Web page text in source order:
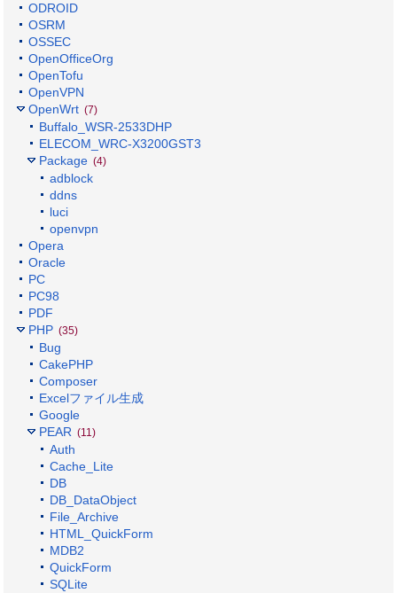
ODROID
OSRM
OSSEC
OpenOfficeOrg
OpenTofu
OpenVPN
OpenWrt (7)
Buffalo_WSR-2533DHP
ELECOM_WRC-X3200GST3
Package (4)
adblock
ddns
luci
openvpn
Opera
Oracle
PC
PC98
PDF
PHP (35)
Bug
CakePHP
Composer
Excelファイル生成
Google
PEAR (11)
Auth
Cache_Lite
DB
DB_DataObject
File_Archive
HTML_QuickForm
MDB2
QuickForm
SQLite